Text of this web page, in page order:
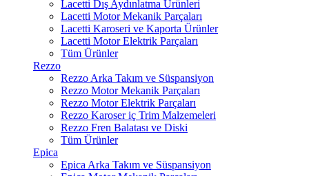
Lacetti Dış Aydınlatma Ürünleri
Lacetti Motor Mekanik Parçaları
Lacetti Karoseri ve Kaporta Ürünler
Lacetti Motor Elektrik Parçaları
Tüm Ürünler
Rezzo
Rezzo Arka Takım ve Süspansiyon
Rezzo Motor Mekanik Parçaları
Rezzo Motor Elektrik Parçaları
Rezzo Karoser iç Trim Malzemeleri
Rezzo Fren Balatası ve Diski
Tüm Ürünler
Epica
Epica Arka Takım ve Süspansiyon